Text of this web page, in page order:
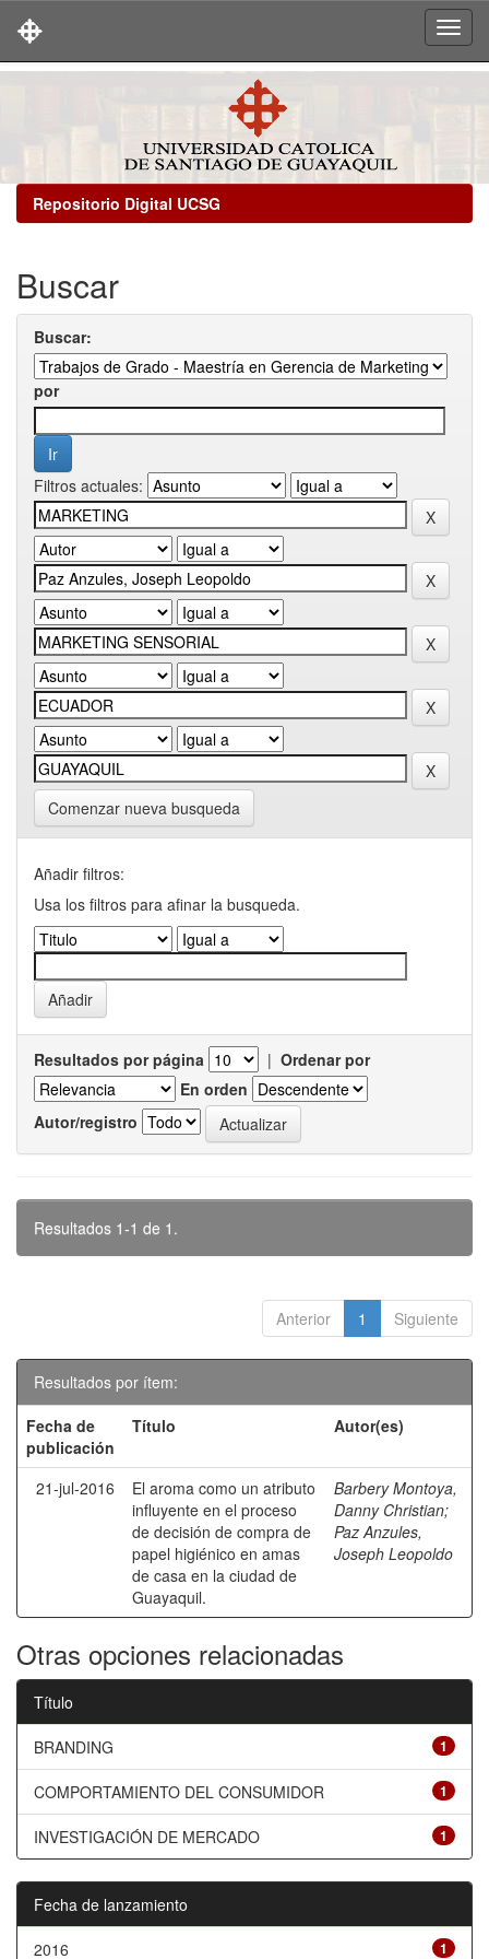
Repositorio Digital UCSG
Buscar
Buscar:
por
Filtros actuales:
Comenzar nueva busqueda
Añadir filtros:
Usa los filtros para afinar la busqueda.
Resultados por página | Ordenar por
En orden
Autor/registro
Resultados 1-1 de 1.
Anterior 1 Siguiente
Resultados por ítem:
Fecha de
publicación
Título Autor(es)
21-jul-2016
El aroma como un atributo
influyente en el proceso
de decisión de compra de
papel higiénico en amas
de casa en la ciudad de
Guayaquil.
Barbery Montoya,
Danny Christian;
Paz Anzules,
Joseph Leopoldo
Otras opciones relacionadas
Título
1
BRANDING
1
COMPORTAMIENTO DEL CONSUMIDOR
1
INVESTIGACIÓN DE MERCADO
Fecha de lanzamiento
1
2016